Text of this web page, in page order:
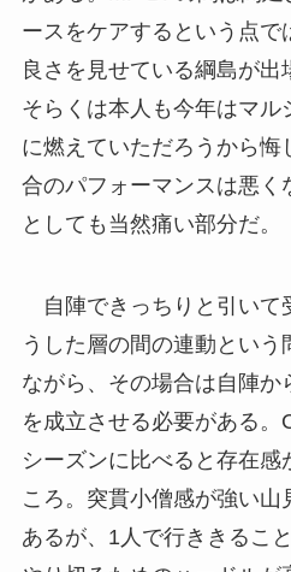
ースをケアするという点で
良さを見せている綱島が
そらくは本人も今年はマル
に燃えていただろうから悔
合のパフォーマンスは悪く
としても当然痛い部分だ。
自陣できっちりと引いて
うした層の間の連動という
ながら、その場合は自陣か
を成立させる必要がある
シーズンに比べると存在感
ころ。突貫小僧感が強い山
あるが、1人で行ききるこ